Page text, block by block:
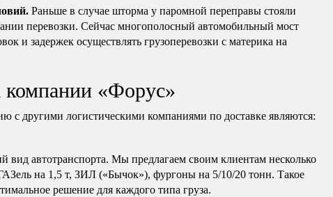
Раньше в случае шторма у паромной переправы стояли
перевозки. Сейчас многополосный автомобильный мост
и задержек осуществлять грузоперевозки с материка на
«Форус»
другими логистическими компаниями по доставке являются:
вид автотранспорта. Мы предлагаем своим клиентам несколько
на 1,5 т, ЗИЛ («Бычок»), фургоны на 5/10/20 тонн. Такое
решение для каждого типа груза.